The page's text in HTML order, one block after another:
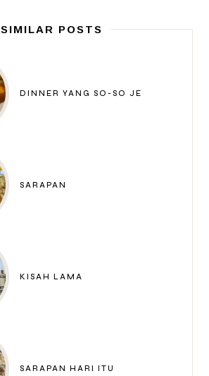
SIMILAR POSTS
DINNER YANG SO-SO JE
SARAPAN
KISAH LAMA
SARAPAN HARI ITU